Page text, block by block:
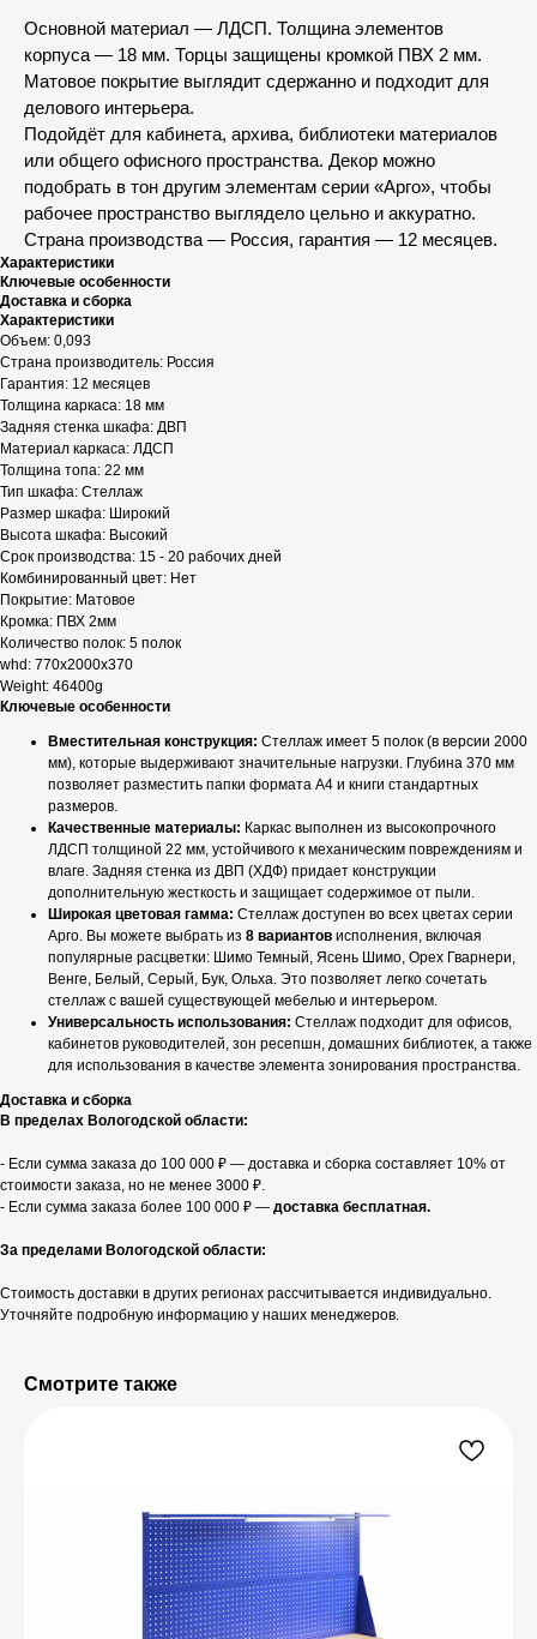
Основной материал — ЛДСП. Толщина элементов
корпуса — 18 мм. Торцы защищены кромкой ПВХ 2 мм.
Матовое покрытие выглядит сдержанно и подходит для
делового интерьера.
Подойдёт для кабинета, архива, библиотеки материалов
или общего офисного пространства. Декор можно
подобрать в тон другим элементам серии «Арго», чтобы
рабочее пространство выглядело цельно и аккуратно.
Страна производства — Россия, гарантия — 12 месяцев.
Характеристики
Ключевые особенности
Доставка и сборка
Характеристики
Объем: 0,093
Страна производитель: Россия
Гарантия: 12 месяцев
Толщина каркаса: 18 мм
Задняя стенка шкафа: ДВП
Материал каркаса: ЛДСП
Толщина топа: 22 мм
Тип шкафа: Стеллаж
Размер шкафа: Широкий
Высота шкафа: Высокий
Срок производства: 15 - 20 рабочих дней
Комбинированный цвет: Нет
Покрытие: Матовое
Кромка: ПВХ 2мм
Количество полок: 5 полок
whd: 770x2000x370
Weight: 46400g
Ключевые особенности
Вместительная конструкция: Стеллаж имеет 5 полок (в версии 2000
мм), которые выдерживают значительные нагрузки. Глубина 370 мм
позволяет разместить папки формата А4 и книги стандартных
размеров.
Качественные материалы: Каркас выполнен из высокопрочного
ЛДСП толщиной 22 мм, устойчивого к механическим повреждениям и
влаге. Задняя стенка из ДВП (ХДФ) придает конструкции
дополнительную жесткость и защищает содержимое от пыли.
Широкая цветовая гамма: Стеллаж доступен во всех цветах серии
Арго. Вы можете выбрать из 8 вариантов исполнения, включая
популярные расцветки: Шимо Темный, Ясень Шимо, Орех Гварнери,
Венге, Белый, Серый, Бук, Ольха. Это позволяет легко сочетать
стеллаж с вашей существующей мебелью и интерьером.
Универсальность использования: Стеллаж подходит для офисов,
кабинетов руководителей, зон ресепшн, домашних библиотек, а также
для использования в качестве элемента зонирования пространства.
Доставка и сборка
В пределах Вологодской области:
- Если сумма заказа до 100 000 ₽ — доставка и сборка составляет 10% от
стоимости заказа, но не менее 3000 ₽.
- Если сумма заказа более 100 000 ₽ — доставка бесплатная.
За пределами Вологодской области:
Стоимость доставки в других регионах рассчитывается индивидуально.
Уточняйте подробную информацию у наших менеджеров.
Смотрите также